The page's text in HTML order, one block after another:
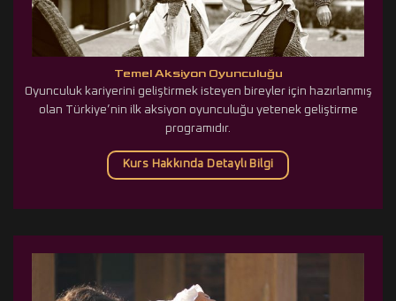
Temel Aksiyon Oyunculuğu
Oyunculuk kariyerini geliştirmek isteyen bireyler için hazırlanmış
olan Türkiye’nin ilk aksiyon oyunculuğu yetenek geliştirme
programıdır.
Kurs Hakkında Detaylı Bilgi